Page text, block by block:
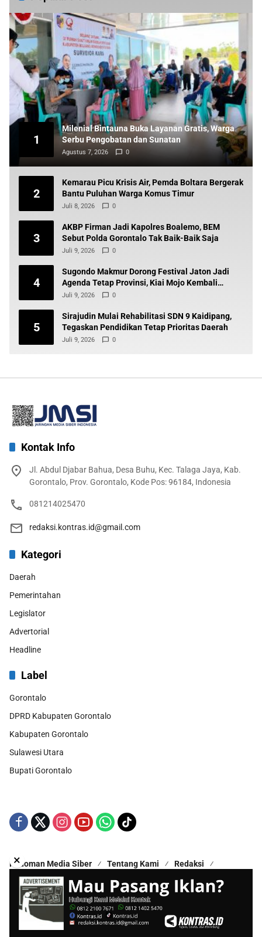
1
Milenial Bintauna Buka Layanan Gratis, Warga
Serbu Pengobatan dan Sunatan
Agustus 7, 2026 0
2
Kemarau Picu Krisis Air, Pemda Boltara Bergerak
Bantu Puluhan Warga Komus Timur
Juli 8, 2026 0
3
AKBP Firman Jadi Kapolres Boalemo, BEM
Sebut Polda Gorontalo Tak Baik-Baik Saja
Juli 9, 2026 0
4
Sugondo Makmur Dorong Festival Jaton Jadi
Agenda Tetap Provinsi, Kiai Mojo Kembali
Disuarakan
Juli 9, 2026 0
5
Sirajudin Mulai Rehabilitasi SDN 9 Kaidipang,
Tegaskan Pendidikan Tetap Prioritas Daerah
Juli 9, 2026 0
Kontak Info
Jl. Abdul Djabar Bahua, Desa Buhu, Kec. Talaga Jaya, Kab.
Gorontalo, Prov. Gorontalo, Kode Pos: 96184, Indonesia
081214025470
redaksi.kontras.id@gmail.com
Kategori
Daerah
Pemerintahan
Legislator
Advertorial
Headline
Label
Gorontalo
DPRD Kabupaten Gorontalo
Kabupaten Gorontalo
Sulawesi Utara
Bupati Gorontalo
Pedoman Media Siber Tentang Kami
Redaksi
Kontak Kami
Disclaimer
Copyright © 2025 - All Rights Reserved | Proudly Hosted by
Hestek Media
×